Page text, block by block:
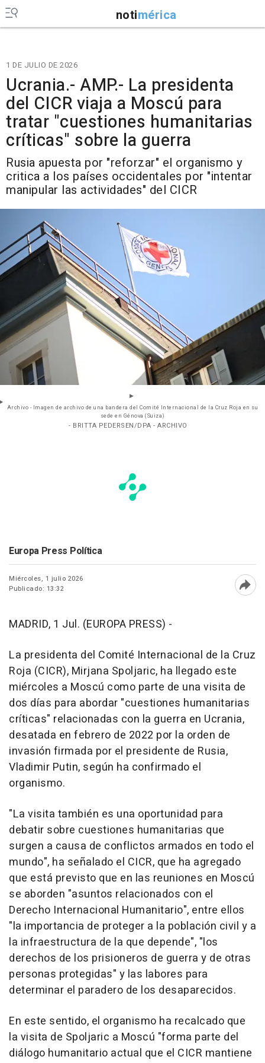
notimérica
1 DE JULIO DE 2026
Ucrania.- AMP.- La presidenta
del CICR viaja a Moscú para
tratar "cuestiones humanitarias
críticas" sobre la guerra
Rusia apuesta por "reforzar" el organismo y
critica a los países occidentales por "intentar
manipular las actividades" del CICR
Archivo - Imagen de archivo de una bandera del Comité Internacional de la Cruz Roja en su
sede en Génova (Suiza)
- BRITTA PEDERSEN/DPA - ARCHIVO
Europa Press Política
Miércoles, 1 julio 2026
Publicado: 13:32
MADRID, 1 Jul. (EUROPA PRESS) -
La presidenta del Comité Internacional de la Cruz
Roja (CICR), Mirjana Spoljaric, ha llegado este
miércoles a Moscú como parte de una visita de
dos días para abordar "cuestiones humanitarias
críticas" relacionadas con la guerra en Ucrania,
desatada en febrero de 2022 por la orden de
invasión firmada por el presidente de Rusia,
Vladimir Putin, según ha confirmado el
organismo.
"La visita también es una oportunidad para
debatir sobre cuestiones humanitarias que
surgen a causa de conflictos armados en todo el
mundo", ha señalado el CICR, que ha agregado
que está previsto que en las reuniones en Moscú
se aborden "asuntos relacionados con el
Derecho Internacional Humanitario", entre ellos
"la importancia de proteger a la población civil y a
la infraestructura de la que depende", "los
derechos de los prisioneros de guerra y de otras
personas protegidas" y las labores para
determinar el paradero de los desaparecidos.
En este sentido, el organismo ha recalcado que
la visita de Spoljaric a Moscú "forma parte del
diálogo humanitario actual que el CICR mantiene